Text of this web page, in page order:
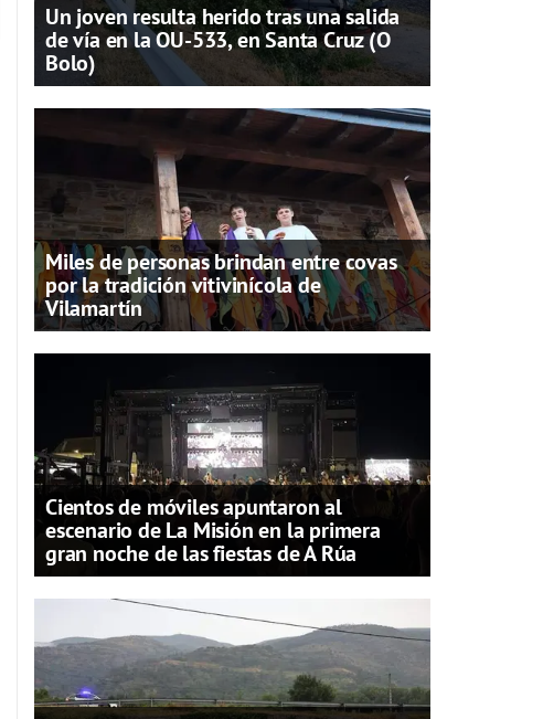
Un joven resulta herido tras una salida
de vía en la OU-533, en Santa Cruz (O
Bolo)
Miles de personas brindan entre covas
por la tradición vitivinícola de
Vilamartín
Cientos de móviles apuntaron al
escenario de La Misión en la primera
gran noche de las fiestas de A Rúa